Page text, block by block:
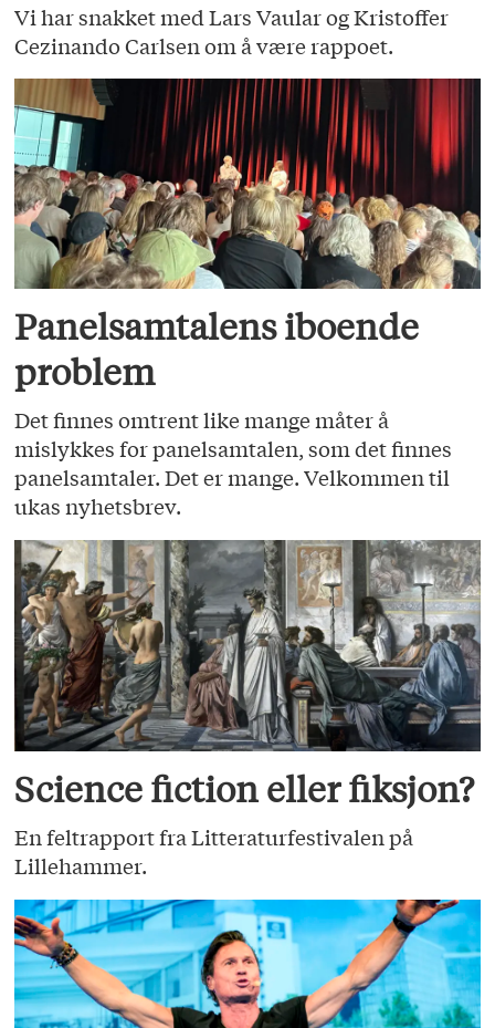
Vi har snakket med Lars Vaular og Kristoffer
Cezinando Carlsen om å være rappoet.
Panelsamtalens iboende
problem
Det finnes omtrent like mange måter å
mislykkes for panelsamtalen, som det finnes
panelsamtaler. Det er mange. Velkommen til
ukas nyhetsbrev.
Science fiction eller fiksjon?
En feltrapport fra Litteraturfestivalen på
Lillehammer.